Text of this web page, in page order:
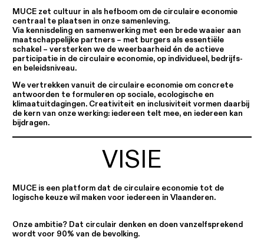
MUCE zet cultuur in als hefboom om de circulaire economie
centraal te plaatsen in onze samenleving.
Via kennisdeling en samenwerking met een brede waaier aan
maatschappelijke partners – met burgers als essentiële
schakel – versterken we de weerbaarheid én de actieve
participatie in de circulaire economie, op individueel, bedrijfs-
en beleidsniveau.
We vertrekken vanuit de circulaire economie om concrete
antwoorden te formuleren op sociale, ecologische en
klimaatuitdagingen. Creativiteit en inclusiviteit vormen daarbij
de kern van onze werking: iedereen telt mee, en iedereen kan
bijdragen.
VISIE
MUCE is een platform dat de circulaire economie tot de
logische keuze wil maken voor iedereen in Vlaanderen.
Onze ambitie? Dat circulair denken en doen vanzelfsprekend
wordt voor 90% van de bevolking.